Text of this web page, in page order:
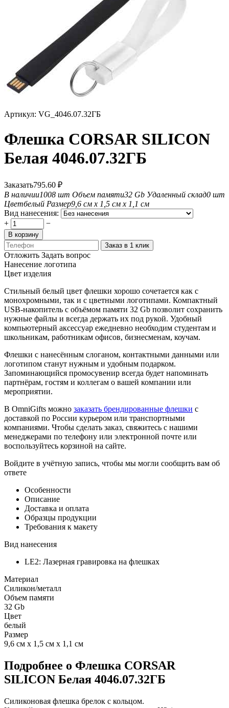
Артикул: VG_4046.07.32ГБ
Флешка CORSAR SILICON
Белая 4046.07.32ГБ
Заказать795.60 ₽
В наличии1008 шт Объем памяти32 Gb Удаленный склад0 шт
Цветбелый Размер9,6 см х 1,5 см х 1,1 см
Вид нанесения:
+
−
В корзину
Заказ в 1 клик
Отложить Задать вопрос
Нанесение логотипа
Цвет изделия
Стильный белый цвет флешки хорошо сочетается как с
монохромными, так и с цветными логотипами. Компактный
USB-накопитель с объёмом памяти 32 Gb позволит сохранить
нужные файлы и всегда держать их под рукой. Удобный
компьютерный аксессуар ежедневно необходим студентам и
школьникам, работникам офисов, бизнесменам, коучам.
Флешки с нанесённым слоганом, контактными данными или
логотипом станут нужным и удобным подарком.
Запоминающийся промосувенир всегда будет напоминать
партнёрам, гостям и коллегам о вашей компании или
мероприятии.
В OmniGifts можно заказать брендированные флешки с
доставкой по России курьером или транспортными
компаниями. Чтобы сделать заказ, свяжитесь с нашими
менеджерами по телефону или электронной почте или
воспользуйтесь корзиной на сайте.
Войдите в учётную запись, чтобы мы могли сообщить вам об
ответе
Особенности
Описание
Доставка и оплата
Образцы продукции
Требования к макету
Вид нанесения
LE2: Лазерная гравировка на флешках
Материал
Силикон/металл
Объем памяти
32 Gb
Цвет
белый
Размер
9,6 см х 1,5 см х 1,1 см
Подробнее о Флешка CORSAR
SILICON Белая 4046.07.32ГБ
Силиконовая флешка брелок с кольцом.